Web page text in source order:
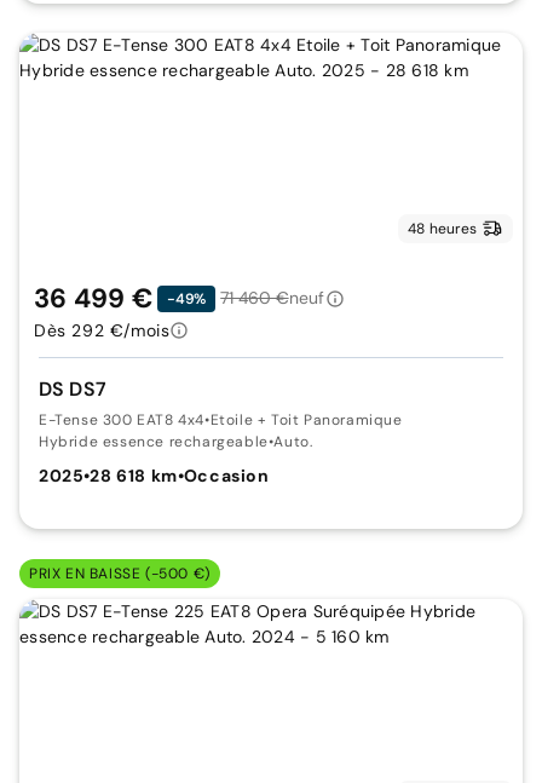
48 heures
DS DS7
E-Tense 300 EAT8 4x4•Etoile + Toit Panoramique
Hybride essence rechargeable•Auto.
2025•28 618 km•Occasion
36 499 € -49% 71 460 €neuf
Dès 292 €/mois
PRIX EN BAISSE (-500 €)